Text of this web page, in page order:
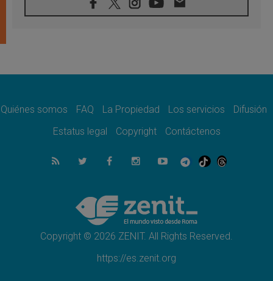
07.08.2026
Tagle: La guerra desfigura el mundo, solo la
como misión al servicio del Evangelio
SIGNIS 2026, dar voz a las religiosas en el
07.08.2026
Lanzan un proyecto de empoderamiento
Programa oficial del Viaje Apostólico del
Papa León XIV a Francia
Quiénes somos FAQ La Propiedad Los servicios
Difusión
Estatus legal
Copyright Contáctenos
Copyright © 2026 ZENIT. All Rights Reserved.
https://es.zenit.org